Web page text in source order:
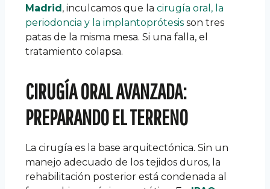
Madrid, inculcamos que la cirugía oral, la
periodoncia y la implantoprótesis son tres
patas de la misma mesa. Si una falla, el
tratamiento colapsa.
CIRUGÍA ORAL AVANZADA:
PREPARANDO EL TERRENO
La cirugía es la base arquitectónica. Sin un
manejo adecuado de los tejidos duros, la
rehabilitación posterior está condenada al